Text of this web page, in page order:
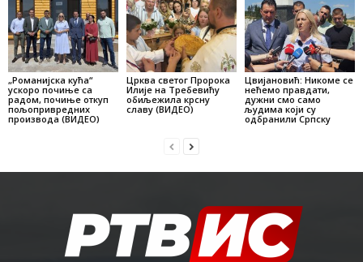
„Романијска кућа“
ускоро почиње са
радом, почиње откуп
пољопривредних
производа (ВИДЕО)
Црква светог Пророка
Илије на Требевићу
обиљежила крсну
славу (ВИДЕО)
Цвијановић: Никоме се
нећемо правдати,
дужни смо само
људима који су
одбранили Српску